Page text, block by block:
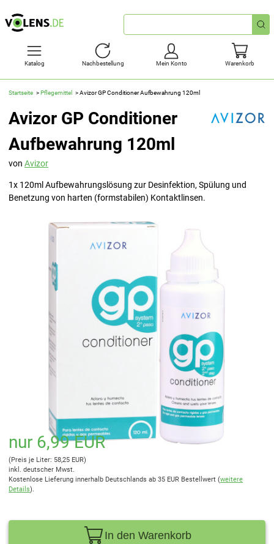
Schnellsuche
Katalog Nachbestellung Mein Konto Warenkorb
Startseite Pflegemittel Avizor GP Conditioner Aufbewahrung 120ml
Avizor GP Conditioner
Aufbewahrung 120ml
von Avizor
1x 120ml Aufbewahrungslösung zur Desinfektion, Spülung und
Benetzung von harten (formstabilen) Kontaktlinsen.
nur 6,99 EUR
(Preis je Liter: 58,25 EUR)
inkl. deutscher Mwst.
Kostenlose Lieferung innerhalb Deutschlands ab 35 EUR Bestellwert (weitere
Details).
In den Warenkorb